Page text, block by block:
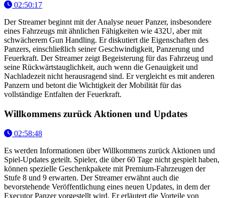
02:50:17
Der Streamer beginnt mit der Analyse neuer Panzer, insbesondere
eines Fahrzeugs mit ähnlichen Fähigkeiten wie 432U, aber mit
schwächerem Gun Handling. Er diskutiert die Eigenschaften des
Panzers, einschließlich seiner Geschwindigkeit, Panzerung und
Feuerkraft. Der Streamer zeigt Begeisterung für das Fahrzeug und
seine Rückwärtstauglichkeit, auch wenn die Genauigkeit und
Nachladezeit nicht herausragend sind. Er vergleicht es mit anderen
Panzern und betont die Wichtigkeit der Mobilität für das
vollständige Entfalten der Feuerkraft.
Willkommens zurück Aktionen und Updates
02:58:48
Es werden Informationen über Willkommens zurück Aktionen und
Spiel-Updates geteilt. Spieler, die über 60 Tage nicht gespielt haben,
können spezielle Geschenkpakete mit Premium-Fahrzeugen der
Stufe 8 und 9 erwarten. Der Streamer erwähnt auch die
bevorstehende Veröffentlichung eines neuen Updates, in dem der
Executor Panzer vorgestellt wird. Er erläutert die Vorteile von